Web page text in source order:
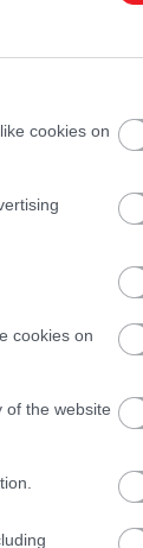
cookies on
cookies on
of the website
bejegyzés